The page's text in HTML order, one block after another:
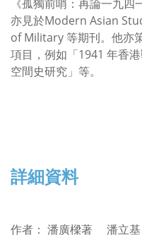
《孤獨前哨：再論一九
亦見於Modern Asian
of Military 等期刊。他亦
項目，例如「1941 年香
空間史研究」等。
詳細資料
作者 ： 潘廣樑著 潘立基